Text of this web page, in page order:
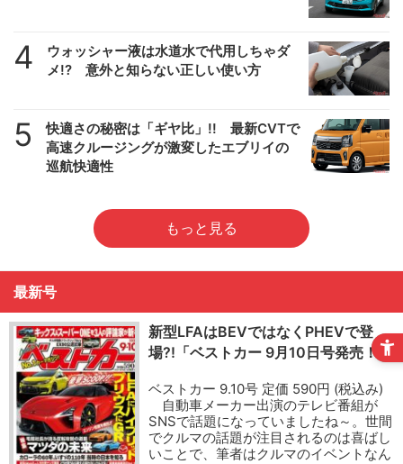
4
ウォッシャー液は水道水で代用しちゃダ
メ!? 意外と知らない正しい使い方
5
快適さの秘密は「ギヤ比」!! 最新CVTで
高速クルージングが激変したエブリイの
巡航快適性
もっと見る
最新号
新型LFAはBEVではなくPHEVで登
場?!「ベストカー 9月10日号発売！」
ベストカー 9.10号 定価 590円 (税込み)
自動車メーカー出演のテレビ番組が
SNSで話題になっていましたね～。世間
でクルマの話題が注目されるのは喜ばし
いことで、筆者はクルマのイベントなん